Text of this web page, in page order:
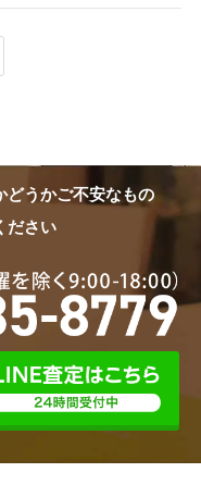
どうかご不安なもの
ださい